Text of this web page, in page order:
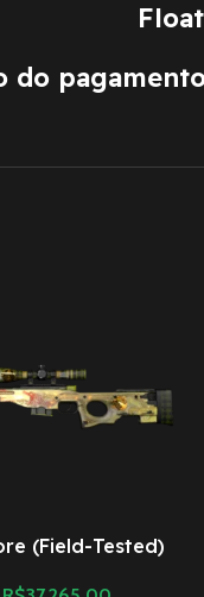
do
(Field-Tested)